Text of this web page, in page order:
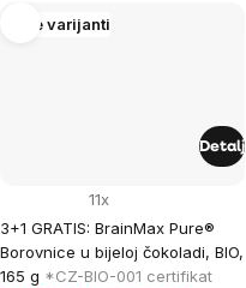
Više varijanti
3+1 GRATIS: BrainMax Pure®
Borovnice u bijeloj čokoladi, BIO,
165 g *CZ-BIO-001 certifikat
11x
Detalj